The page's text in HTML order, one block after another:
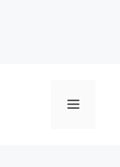
Menu